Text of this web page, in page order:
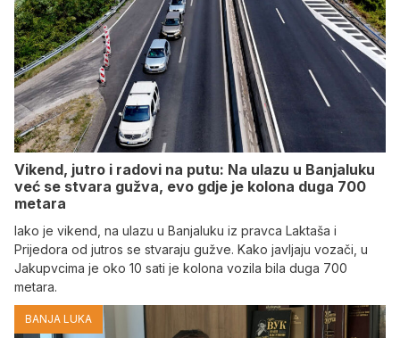
Vikend, jutro i radovi na putu: Na ulazu u Banjaluku
već se stvara gužva, evo gdje je kolona duga 700
metara
Iako je vikend, na ulazu u Banjaluku iz pravca Laktaša i
Prijedora od jutros se stvaraju gužve. Kako javljaju vozači, u
Jakupvcima je oko 10 sati je kolona vozila bila duga 700
metara.
BANJA LUKA